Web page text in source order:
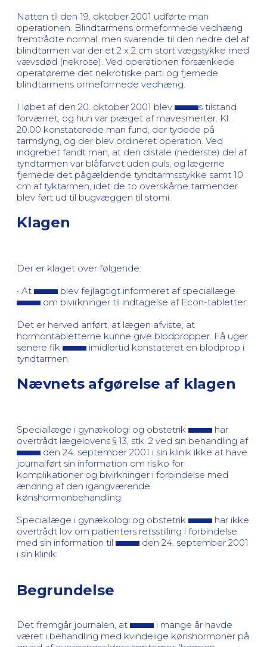
Natten til den 19. oktober 2001 udførte man
operationen. Blindtarmens ormeformede vedhæng
fremtrådte normal, men svarende til den nedre del af
blindtarmen var der et 2 x 2 cm stort vægstykke med
vævsdød (nekrose). Ved operationen forsænkede
operatørerne det nekrotiske parti og fjernede
blindtarmens ormeformede vedhæng.
I løbet af den 20. oktober 2001 blev
s tilstand
forværret, og hun var præget af mavesmerter. Kl.
20.00 konstaterede man fund, der tydede på
tarmslyng, og der blev ordineret operation. Ved
indgrebet fandt man, at den distale (nederste) del af
tyndtarmen var blåfarvet uden puls, og lægerne
fjernede det pågældende tyndtarmsstykke samt 10
cm af tyktarmen, idet de to overskårne tarmender
blev ført ud til bugvæggen til stomi.
Klagen
Der er klaget over følgende:
• At
blev fejlagtigt informeret af speciallæge
om bivirkninger til indtagelse af Econ-tabletter.
Det er herved anført, at lægen afviste, at
hormontabletterne kunne give blodpropper. Få uger
senere fik
imidlertid konstateret en blodprop i
tyndtarmen.
Nævnets afgørelse af klagen
Speciallæge i gynækologi og obstetrik
har
overtrådt lægelovens § 13, stk. 2 ved sin behandling af
den 24. september 2001 i sin klinik ikke at have
journalført sin information om risiko for
komplikationer og bivirkninger i forbindelse med
ændring af den igangværende
kønshormonbehandling.
Speciallæge i gynækologi og obstetrik
har ikke
overtrådt lov om patienters retsstilling i forbindelse
med sin information til
den 24. september 2001
i sin klinik.
Begrundelse
Det fremgår journalen, at
i mange år havde
været i behandling med kvindelige kønshormoner på